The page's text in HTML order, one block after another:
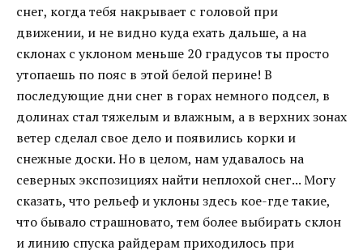
снег, когда тебя накрывает с головой при
движении, и не видно куда ехать дальше, а на
склонах с уклоном меньше 20 градусов ты просто
утопаешь по пояс в этой белой перине! В
последующие дни снег в горах немного подсел, в
долинах стал тяжелым и влажным, а в верхних зонах
ветер сделал свое дело и появились корки и
снежные доски. Но в целом, нам удавалось на
северных экспозициях найти неплохой снег... Могу
сказать, что рельеф и уклоны здесь кое-где такие,
что бывало страшновато, тем более выбирать склон
и линию спуска райдерам приходилось при